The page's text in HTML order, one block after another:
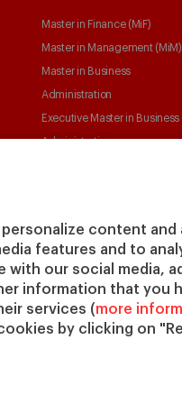
content
features and to
with our social media,
information that you
services (more
by clicking on
Master in Finance (MiF)
Master in Management (MiM)
Master in Business
Administration
Executive Master in Business
Administration
Master in Research in
PhD in Management